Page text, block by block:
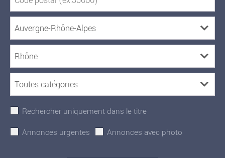
Rechercher uniquement dans le titre
Annonces urgentes
Annonces avec photo